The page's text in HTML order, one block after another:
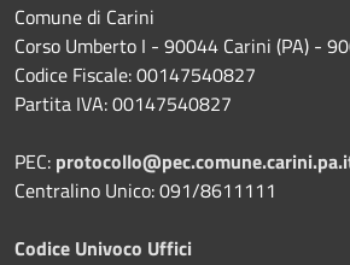
Comune di Carini
Corso Umberto I - 90044 Carini (PA) -
Codice Fiscale: 00147540827
Partita IVA: 00147540827
PEC:
Centralino Unico: 091/8611111
Codice Univoco Uffici